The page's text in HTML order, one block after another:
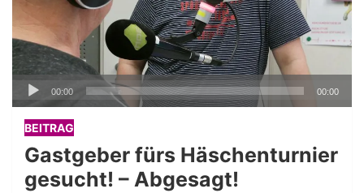
Audio-
Player
00:00 00:00
BEITRAG
Gastgeber fürs Häschenturnier
gesucht! – Abgesagt!